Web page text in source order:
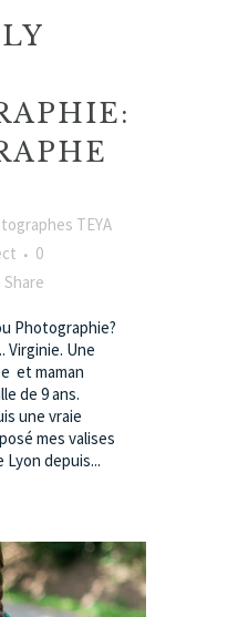
TEYA
0
Share
Photographie?
Virginie. Une
et maman
de 9 ans.
une vraie
mes valises
Lyon depuis...